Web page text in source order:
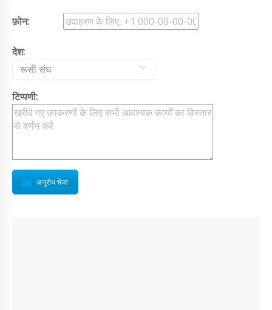
फ़ोन:
देश:
रूसी संघ
टिप्पणी:
अनुरोध भेजा